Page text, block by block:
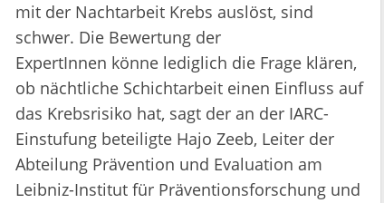
mit der Nachtarbeit Krebs auslöst, sind
schwer. Die Bewertung der
ExpertInnen könne lediglich die Frage klären,
ob nächtliche Schichtarbeit einen Einfluss auf
das Krebsrisiko hat, sagt der an der IARC-
Einstufung beteiligte Hajo Zeeb, Leiter der
Abteilung Prävention und Evaluation am
Leibniz-Institut für Präventionsforschung und